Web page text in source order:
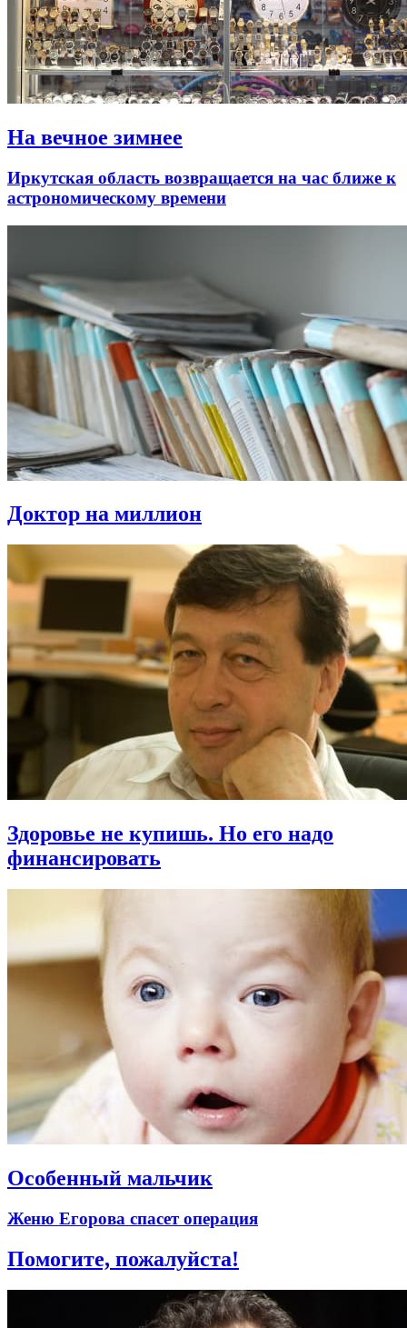
На вечное зимнее
Иркутская область возвращается на час ближе к
астрономическому времени
Доктор на миллион
Здоровье не купишь. Но его надо
финансировать
Особенный мальчик
Женю Егорова спасет операция
Помогите, пожалуйста!